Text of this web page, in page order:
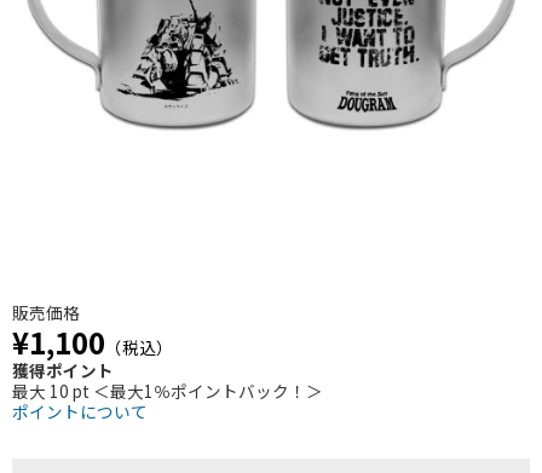
販売価格
¥1,100 （税込）
獲得ポイント
最大 10 pt ＜最大1％ポイントバック！＞
ポイントについて